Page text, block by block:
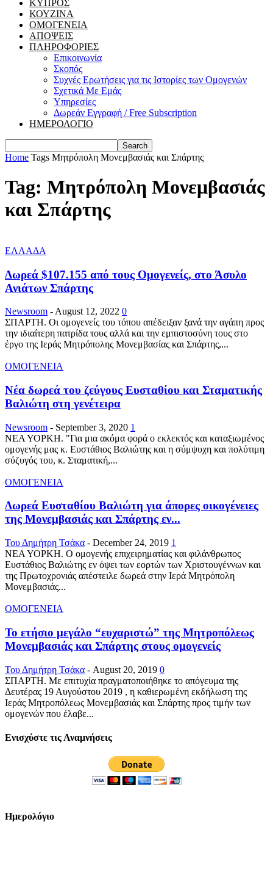
ΚΥΠΡΟΣ
ΚΟΥΖΙΝΑ
ΟΜΟΓΕΝΕΙΑ
ΑΠΟΨΕΙΣ
ΠΛΗΡΟΦΟΡΙΕΣ
Επικοινωνία
Σκοπός
Συχνές Ερωτήσεις για τις Ιστορίες των Ομογενών
Σχετικά Με Εμάς
Υπηρεσίες
Δωρεάν Εγγραφή / Free Subscription
ΗΜΕΡΟΛΟΓΙΟ
Home Tags Μητρόπολη Μονεμβασιάς και Σπάρτης
Tag: Μητρόπολη Μονεμβασιάς
και Σπάρτης
ΕΛΛΑΔΑ
Δωρεά $107.155 από τους Ομογενείς, στο Άσυλο
Ανιάτων Σπάρτης
Newsroom - August 12, 2022 0
ΣΠΑΡΤΗ. Οι ομογενείς του τόπου απέδειξαν ξανά την αγάπη προς
την ιδιαίτερη πατρίδα τους αλλά και την εμπιστοσύνη τους στο
έργο της Ιεράς Μητρόπολης Μονεμβασίας και Σπάρτης,...
ΟΜΟΓΕΝΕΙΑ
Νέα δωρεά του ζεύγους Ευσταθίου και Σταματικής
Βαλιώτη στη γενέτειρα
Newsroom - September 3, 2020 1
ΝΕΑ ΥΟΡΚΗ. "Για μια ακόμα φορά ο εκλεκτός και καταξιωμένος
ομογενής μας κ. Ευστάθιος Βαλιώτης και η σύμψυχη και πολύτιμη
σύζυγός του, κ. Σταματική,...
ΟΜΟΓΕΝΕΙΑ
Δωρεά Ευσταθίου Βαλιώτη για άπορες οικογένειες
της Μονεμβασιάς και Σπάρτης εν...
Του Δημήτρη Τσάκα - December 24, 2019 1
ΝΕΑ ΥΟΡΚΗ. Ο ομογενής επιχειρηματίας και φιλάνθρωπος
Ευστάθιος Βαλιώτης εν όψει των εορτών των Χριστουγέννων και
της Πρωτοχρονιάς απέστειλε δωρεά στην Ιερά Μητρόπολη
Μονεμβασιάς...
ΟΜΟΓΕΝΕΙΑ
Το ετήσιο μεγάλο “ευχαριστώ” της Μητροπόλεως
Μονεμβασιάς και Σπάρτης στους ομογενείς
Του Δημήτρη Τσάκα - August 20, 2019 0
ΣΠΑΡΤΗ. Με επιτυχία πραγματοποιήθηκε το απόγευμα της
Δευτέρας 19 Αυγούστου 2019 , η καθιερωμένη εκδήλωση της
Ιεράς Μητροπόλεως Μονεμβασιάς και Σπάρτης προς τιμήν των
ομογενών που έλαβε...
Ενισχύστε τις Αναμνήσεις
Ημερολόγιο